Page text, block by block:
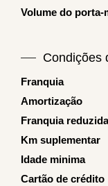
Volume do porta-
Condições
Franquia
Amortização
Franquia reduzida
Km suplementar
Idade minima
Cartão de crédito